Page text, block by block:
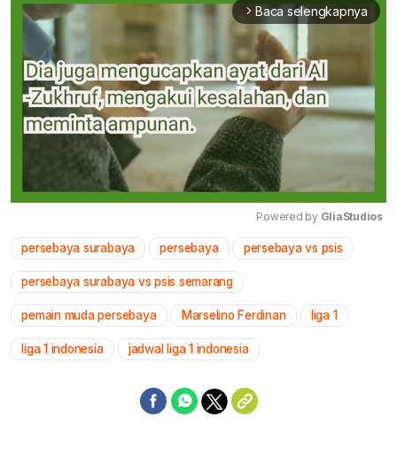
arrow_forward_ios Baca selengkapnya
Mute
Powered by GliaStudios
persebaya surabaya persebaya persebaya vs psis
persebaya surabaya vs psis semarang
pemain muda persebaya Marselino Ferdinan liga 1
liga 1 indonesia jadwal liga 1 indonesia